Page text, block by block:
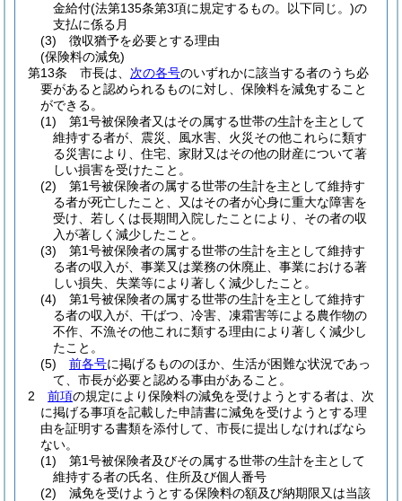
金給付(法第135条第3項に規定するもの。以下同じ。)の
支払に係る月
(3)
徴収猶予を必要とする理由
(保険料の減免)
第13条
市長は、 次の各号のいずれかに該当する者のうち必
要があると認められるものに対し、保険料を減免すること
ができる。
(1)
第1号被保険者又はその属する世帯の生計を主として
維持する者が、震災、風水害、火災その他これらに類す
る災害により、住宅、家財又はその他の財産について著
しい損害を受けたこと。
(2)
第1号被保険者の属する世帯の生計を主として維持す
る者が死亡したこと、又はその者が心身に重大な障害を
受け、若しくは長期間入院したことにより、その者の収
入が著しく減少したこと。
(3)
第1号被保険者の属する世帯の生計を主として維持す
る者の収入が、事業又は業務の休廃止、事業における著
しい損失、失業等により著しく減少したこと。
(4)
第1号被保険者の属する世帯の生計を主として維持す
る者の収入が、干ばつ、冷害、凍霜害等による農作物の
不作、不漁その他これに類する理由により著しく減少し
たこと。
(5)
前各号に掲げるもののほか、生活が困難な状況であっ
て、市長が必要と認める事由があること。
2
前項の規定により保険料の減免を受けようとする者は、次
に掲げる事項を記載した申請書に減免を受けようとする理
由を証明する書類を添付して、市長に提出しなければなら
ない。
(1)
第1号被保険者及びその属する世帯の生計を主として
維持する者の氏名、住所及び個人番号
(2)
減免を受けようとする保険料の額及び納期限又は当該